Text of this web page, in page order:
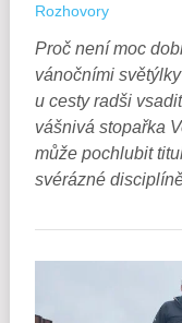
Rozhovory
Proč není moc
vánočními
u cesty radši
vášnivá stopařka
může pochlubit
svérázné